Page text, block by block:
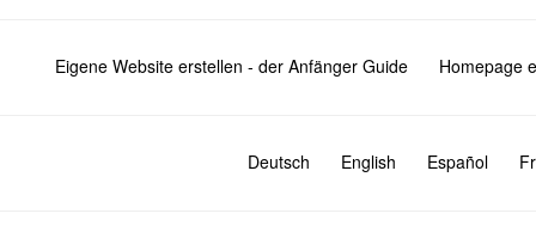
Eigene Website erstellen - der Anfänger Guide Homepage
Deutsch English Español